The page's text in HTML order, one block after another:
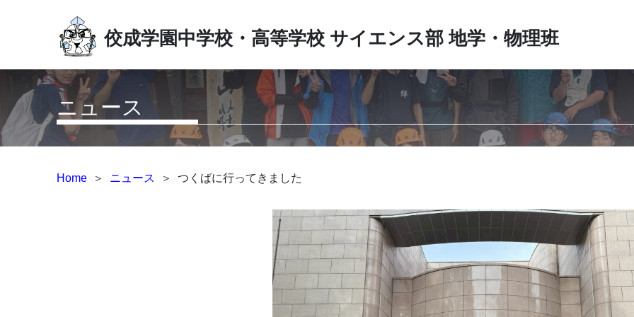
佼成学園中学校・高等学校 サイエンス部 地学・物理班
ニュース
Home ＞ ニュース ＞ つくばに行ってきました